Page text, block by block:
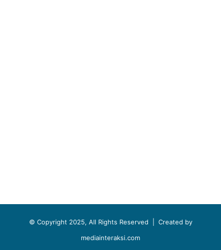
© Copyright 2025, All Rights Reserved | Created by
mediainteraksi.com